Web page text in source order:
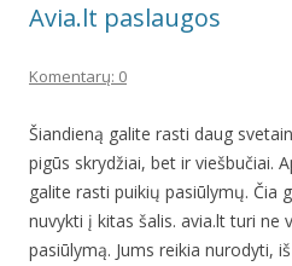
Avia.lt paslaugos
Komentarų: 0
Šiandieną galite rasti daug
pigūs skrydžiai, bet ir viešbučiai.
galite rasti puikių pasiūlymų. Čia
nuvykti į kitas šalis. avia.lt turi ne
pasiūlymą. Jums reikia nurodyti,